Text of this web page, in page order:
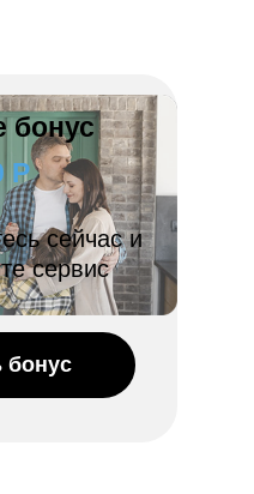
бонус
Р
сейчас и
сервис
бонус